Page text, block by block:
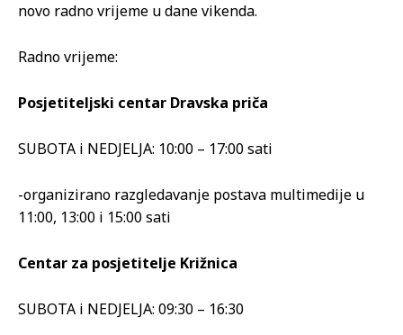
novo radno vrijeme u dane vikenda.
Radno vrijeme:
Posjetiteljski centar Dravska priča
SUBOTA i NEDJELJA: 10:00 – 17:00 sati
-organizirano razgledavanje postava multimedije u
11:00, 13:00 i 15:00 sati
Centar za posjetitelje Križnica
SUBOTA i NEDJELJA: 09:30 – 16:30